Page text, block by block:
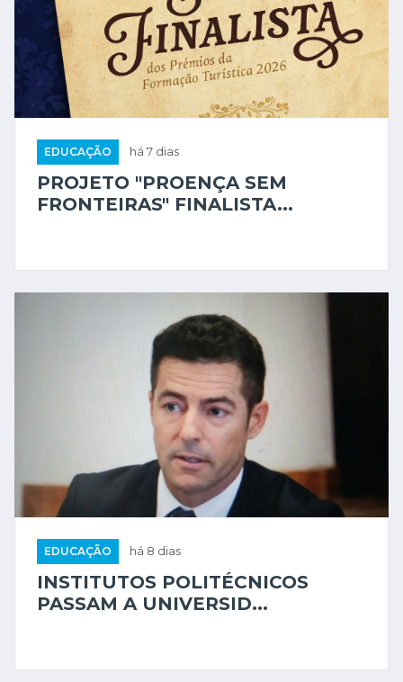
EDUCAÇÃO há 7 dias
PROJETO "PROENÇA SEM
FRONTEIRAS" FINALISTA...
EDUCAÇÃO há 8 dias
INSTITUTOS POLITÉCNICOS
PASSAM A UNIVERSID...